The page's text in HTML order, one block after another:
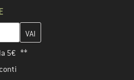
e-mail e crea il tuo account cliente
5€ **